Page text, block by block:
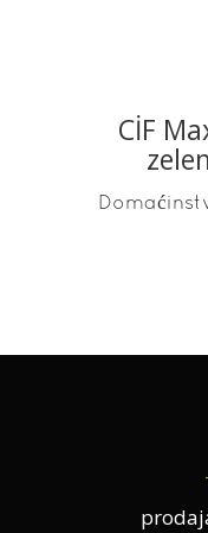
CİF